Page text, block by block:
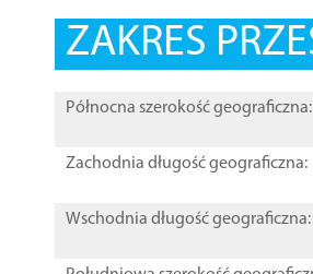
ZAKRES
Północna szerokość geograficzna:
Zachodnia długość geograficzna:
Wschodnia długość geograficzna: